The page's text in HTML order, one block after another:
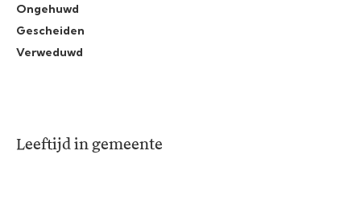
Ongehuwd
Gescheiden
Verweduwd
Leeftijd in gemeente